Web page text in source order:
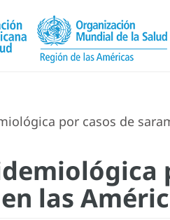
por casos de
las